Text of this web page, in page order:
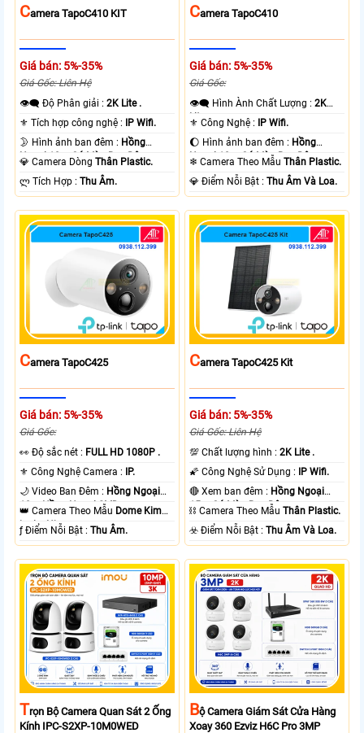
CAmera TapoC410 KIT
Giá bán: 5%-35%
Giá Gốc: Liên Hệ
👁️‍🗨 Độ Phân giải :2K Lite .
⚜️ Tích hợp công nghệ : IP Wifi.
🌛 Hình ảnh ban đêm : Hồng
Ngoại 10m Có Màu Ban Ðêm.
💎 Camera DòngThân Plastic.
️ლ Tích Hợp :Thu Âm.
CAmera TapoC410
Giá bán: 5%-35%
Giá Gốc:
👁️‍🗨 Hình Ành Chất Lượng :2K
Lite .
⚜️ Công Nghệ : IP Wifi.
🌔 Hình ảnh ban đêm : Hồng
Ngoại 10m Có Màu Ban Ðêm.
❄ Camera Theo MẫuThân Plastic.
️💎 Điểm Nỗi Bật :Thu Âm Và Loa.
CAmera TapoC425
Giá bán: 5%-35%
Giá Gốc:
️👀 Độ sắc nét : FULL HD 1080P .
⚜️ Công Nghệ Camera : IP.
🌙 Video Ban Đêm : Hồng Ngoại
10m Hồng Ngoại SMD.
👑 Camera Theo Mẫu Dome Kim
loại + Nhựa.
️ƒ Điểm Nỗi Bật :Thu Âm.
CAmera TapoC425 Kit
Giá bán: 5%-35%
Giá Gốc: Liên Hệ
💯 Chất lượng hình :2K Lite .
🌠 Công Nghệ Sử Dụng : IP Wifi.
🔴 Xem ban đêm : Hồng Ngoại
15m Có Màu Ban Ðêm.
⛓ Camera Theo MẫuThân Plastic.
️☣️ Điểm Nỗi Bật :Thu Âm Và Loa.
TRọn Bộ Camera Quan Sát 2 Ống
Kính IPC-S2XP-10M0WED
BỘ Camera Giám Sát Cửa Hàng
Xoay 360 Ezviz H6C Pro 3MP